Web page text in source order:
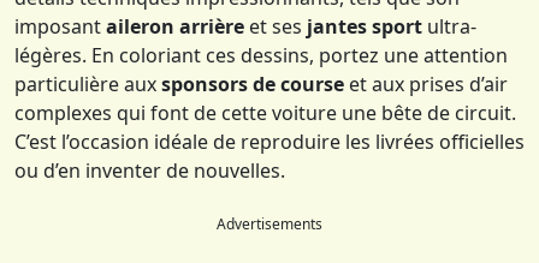
imposantaileron arrière et ses jantes sport ultra-
légères. En coloriant ces dessins, portez une attention
particulière auxsponsors de course et aux prises d’air
complexes qui font de cette voiture une bête de circuit.
C’est l’occasion idéale de reproduire les livrées officielles
ou d’en inventer de nouvelles.
Advertisements